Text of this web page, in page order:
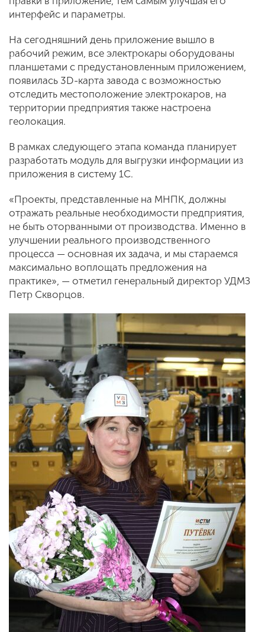
интерфейс и параметры.
На сегодняшний день приложение вышло в
рабочий режим, все электрокары оборудованы
планшетами с предустановленным приложением,
появилась 3D-карта завода с возможностью
отследить местоположение электрокаров, на
территории предприятия также настроена
геолокация.
В рамках следующего этапа команда планирует
разработать модуль для выгрузки информации из
приложения в систему 1С.
«Проекты, представленные на МНПК, должны
отражать реальные необходимости предприятия,
не быть оторванными от производства. Именно в
улучшении реального производственного
процесса — основная их задача, и мы стараемся
максимально воплощать предложения на
практике», — отметил генеральный директор УДМЗ
Петр Скворцов.